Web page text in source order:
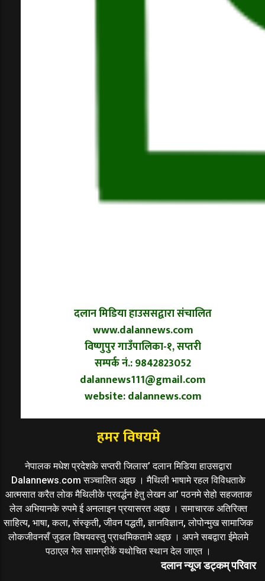
दलान मिडिया हाउससद्वारा संचालित
www.dalannews.com
विष्णुपुर गाउँपालिका-१, सप्तरी
सम्पर्क नं.: 9842823052
dalannews111@gmail.com
website: dalannews.com
हमर विषयमे
नेपालक मधेश प्रदेशके सप्तरी जिलास’ दलान मिडिया हाउसद्वारा
Dalannews.com सञ्चालित अइछ । मैथिली भाषामे रहल विविधताके
आत्मसात करैत लोक मैथिलीके प्रवर्द्धन हेतु लेखन आ’ पठनमे सेहो सहजताक
लेल अभियानके रुपमे ई अनलाइन प्रयासरत अइछ । समाचारक अतिरिक्त
साहित्य, भाषा, कला, संस्कृती, जीवन पद्धती, ज्ञानविज्ञान, लोपोन्मुख सामाजिक
लोकजीवनसँ जुडल विषयवस्तु प्राथमिकतामे अइछ । अपने सबद्वारा ईमेलमे
पठाएल गेल सामग्रीकें यथोचित स्थान देल जाएत ।
दलान न्यूज डट्कम् परिवार